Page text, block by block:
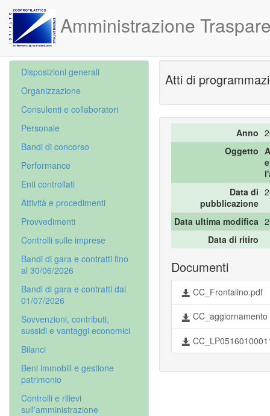
Amministrazione
Disposizioni generali
Organizzazione
Consulenti e collaboratori
Personale
Bandi di concorso
Performance
Enti controllati
Attività e procedimenti
Provvedimenti
Controlli sulle imprese
Bandi di gara e contratti fino
al 30/06/2026
Bandi di gara e contratti dal
01/07/2026
Sovvenzioni, contributi,
sussidi e vantaggi economici
Bilanci
Beni immobili e gestione
patrimonio
Controlli e rilievi
sull'amministrazione
Atti di
Anno
Oggetto
Data di
pubblicazione
Data ultima modifica
Data di ritiro
Documenti
CC_Frontalino.pdf